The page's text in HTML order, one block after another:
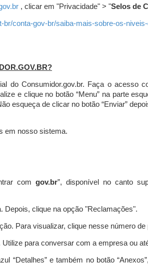
, clicar em "Privacidade" > "Selos de
br/conta-gov-br/saiba-mais-sobre-os-
do Consumidor.gov.br. Faça o acesso
e clique no botão “Menu” na parte
esqueça de clicar no botão “Enviar”
em nosso sistema.
com gov.br”, disponível no canto
Depois, clique na opção "Reclamações".
Para visualizar, clique nesse número de
para conversar com a empresa ou
“Detalhes” e também no botão